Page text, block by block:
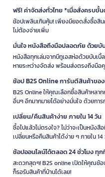
ฟรี! ค่าจัดส่งทั่วไทย *เมื่อสั่งครบขั้
ช้อปเพลินเกินคุ้ม! เพียงมียอดสั่งซื้อสิ
ไม่ต้องจ่ายเพิ่ม
มั่นใจ หนังสือถึงมือปลอดภัย ด้วยบั
หนังสือทุกเล่มจากบีทูเอสห่อด้วยบับเบิ้
หายระหว่างจัดส่ง พร้อมส่งตรงถึงมื
ช้อป B2S Online การันตีสินค้าขอ
B2S Online ให้คุณเลือกซื้อสินค้าหลาก
อื่นๆ อีกมากมายได้อย่างมั่นใจ ด้วยกา
เปลี่ยน/คืนสินค้าง่าย ภายใน 14 วัน
ซื้อไปแล้วไม่ตรงใจ? ไม่ว่าจะเป็นหนั
เปลี่ยนหรือคืนสินค้าได้ง่าย ๆ ภายใน
ช้อปออนไลน์ได้ตลอด 24 ชั่วโมง ทุก
สะดวกสุดๆ! B2S online เปิดให้คุณช้
ก็รอรับสินค้าที่บ้านได้เลย!